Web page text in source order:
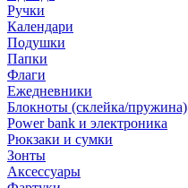
Ручки
Календари
Подушки
Папки
Флаги
Ежедневники
Блокноты (склейка/пружина)
Power bank и электроника
Рюкзаки и сумки
Зонты
Аксессуары